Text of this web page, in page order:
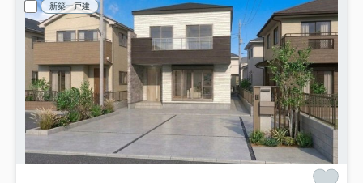
新築一戸建